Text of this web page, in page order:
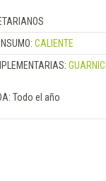
CALIENTE
Todo el año